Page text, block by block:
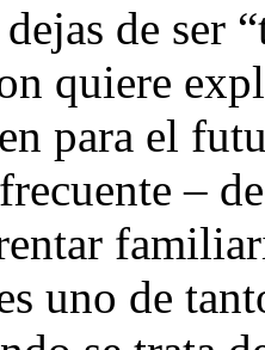
de ser
quiere
para el
–
uno de